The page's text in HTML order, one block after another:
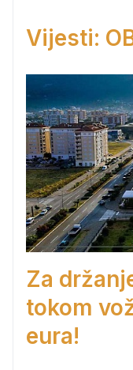
Vijesti:
Za
tokom
eura!